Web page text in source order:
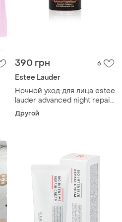
390 грн 6
Estee Lauder
Ночной уход для лица estee
lauder advanced night repair
overnight treatment 7 мл
мини
Другой